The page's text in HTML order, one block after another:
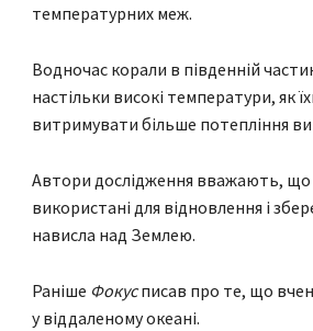
температурних меж.
Водночас корали в південній
настільки високі температури, як
витримувати більше потепління
Автори дослідження вважають,
використані для відновлення і
нависла над Землею.
Раніше Фокусписав про те, що
у віддаленому океані.